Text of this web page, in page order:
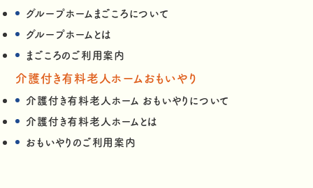
グループホームまごころについて
グループホームとは
まごころのご利用案内
介護付き有料老人ホームおもいやり
介護付き有料老人ホーム おもいやりについて
介護付き有料老人ホームとは
おもいやりのご利用案内